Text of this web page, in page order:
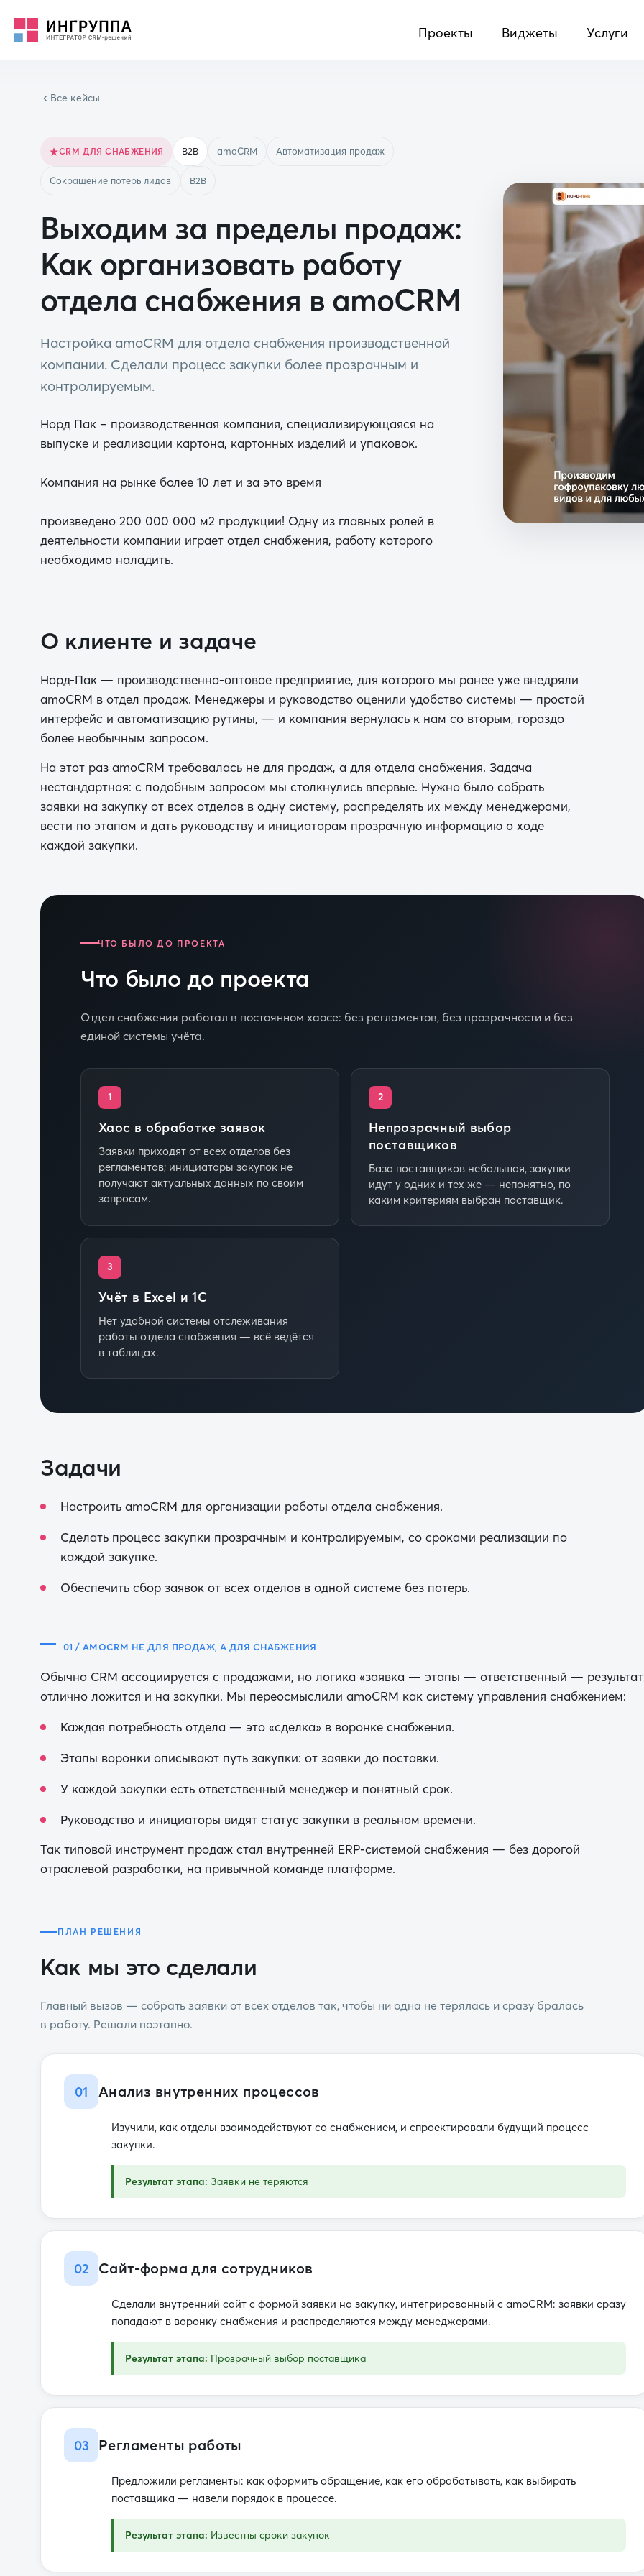
Проекты Виджеты Услуги
Все кейсы
CRM ДЛЯ СНАБЖЕНИЯ B2B amoCRM Автоматизация продаж
Сокращение потерь лидов B2B
Выходим за пределы продаж:
Как организовать работу
отдела снабжения в amoCRM
Настройка amoCRM для отдела снабжения производственной
компании. Сделали процесс закупки более прозрачным и
контролируемым.
Норд Пак – производственная компания, специализирующаяся на
выпуске и реализации картона, картонных изделий и упаковок.
Компания на рынке более 10 лет и за это время
произведено 200 000 000 м2 продукции! Одну из главных ролей в
деятельности компании играет отдел снабжения, работу которого
необходимо наладить.
О клиенте и задаче
Норд-Пак — производственно-оптовое предприятие, для которого мы ранее уже внедряли
amoCRM в отдел продаж. Менеджеры и руководство оценили удобство системы — простой
интерфейс и автоматизацию рутины, — и компания вернулась к нам со вторым, гораздо
более необычным запросом.
На этот раз amoCRM требовалась не для продаж, а для отдела снабжения. Задача
нестандартная: с подобным запросом мы столкнулись впервые. Нужно было собрать
заявки на закупку от всех отделов в одну систему, распределять их между менеджерами,
вести по этапам и дать руководству и инициаторам прозрачную информацию о ходе
каждой закупки.
ЧТО БЫЛО ДО ПРОЕКТА
Что было до проекта
Отдел снабжения работал в постоянном хаосе: без регламентов, без прозрачности и без
единой системы учёта.
1
Хаос в обработке заявок
Заявки приходят от всех отделов без
регламентов; инициаторы закупок не
получают актуальных данных по своим
запросам.
2
Непрозрачный выбор
поставщиков
База поставщиков небольшая, закупки
идут у одних и тех же — непонятно, по
каким критериям выбран поставщик.
3
Учёт в Excel и 1С
Нет удобной системы отслеживания
работы отдела снабжения — всё ведётся
в таблицах.
Задачи
Настроить amoCRM для организации работы отдела снабжения.
Сделать процесс закупки прозрачным и контролируемым, со сроками реализации по
каждой закупке.
Обеспечить сбор заявок от всех отделов в одной системе без потерь.
01 / AMOCRM НЕ ДЛЯ ПРОДАЖ, А ДЛЯ СНАБЖЕНИЯ
Обычно CRM ассоциируется с продажами, но логика «заявка — этапы — ответственный —
отлично ложится и на закупки. Мы переосмыслили amoCRM как систему управления снабжением:
Каждая потребность отдела — это «сделка» в воронке снабжения.
Этапы воронки описывают путь закупки: от заявки до поставки.
У каждой закупки есть ответственный менеджер и понятный срок.
Руководство и инициаторы видят статус закупки в реальном времени.
Так типовой инструмент продаж стал внутренней ERP-системой снабжения — без дорогой
отраслевой разработки, на привычной команде платформе.
ПЛАН РЕШЕНИЯ
Как мы это сделали
Главный вызов — собрать заявки от всех отделов так, чтобы ни одна не терялась и сразу бралась
в работу. Решали поэтапно.
01 Анализ внутренних процессов
Изучили, как отделы взаимодействуют со снабжением, и спроектировали будущий процесс
закупки.
Результат этапа: Заявки не теряются
02 Сайт-форма для сотрудников
Сделали внутренний сайт с формой заявки на закупку, интегрированный с amoCRM: заявки сразу
попадают в воронку снабжения и распределяются между менеджерами.
Результат этапа: Прозрачный выбор поставщика
03 Регламенты работы
Предложили регламенты: как оформить обращение, как его обрабатывать, как выбирать
поставщика — навели порядок в процессе.
Результат этапа: Известны сроки закупок